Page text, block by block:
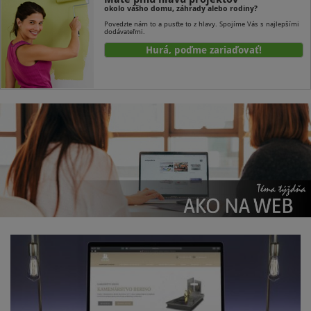
okolo vášho domu, záhrady alebo rodiny?
Povedzte nám to a pusťte to z hlavy. Spojíme Vás s najlepšími
dodávateľmi.
Hurá, poďme zariaďovať!